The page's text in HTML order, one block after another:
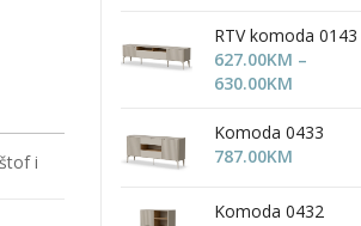
i
754.00KM
through
RTV komoda 0143
627.00KM –
630.00KM
627.00KM
Komoda 0433
787.00KM
Komoda 0432